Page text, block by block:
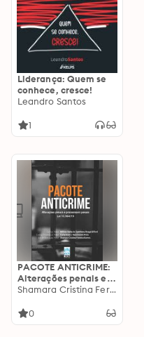
Liderança: Quem se
conhece, cresce!
Leandro Santos
1
PACOTE ANTICRIME:
Alterações penais e
processuais penais -Shamara Cristina Ferreira Gomes
0